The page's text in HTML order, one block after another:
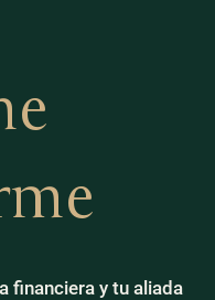
financiera y tu aliada